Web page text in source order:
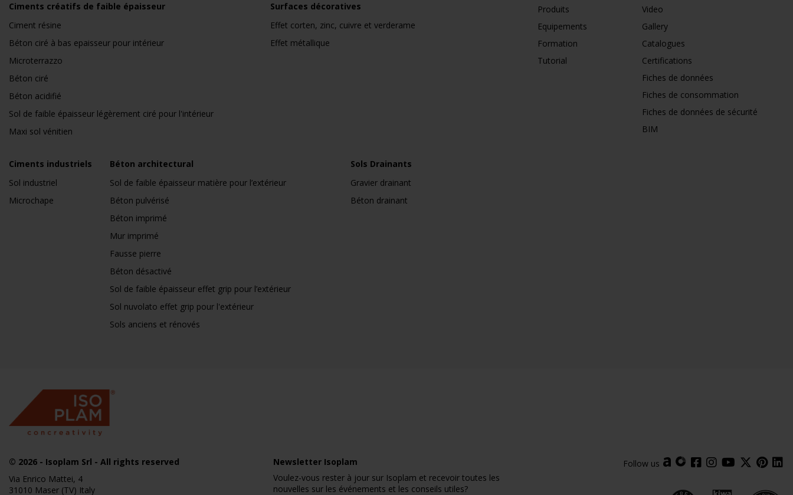
Ciments créatifs de faible épaisseur
Ciment résine
Béton ciré à bas epaisseur pour intérieur
Microterrazzo
Béton ciré
Béton acidifié
Sol de faible épaisseur légèrement ciré pour l'intérieur
Maxi sol vénitien
Surfaces décoratives
Effet corten, zinc, cuivre et verderame
Effet métallique
Ciments industriels
Sol industriel
Microchape
Béton architectural
Sol de faible épaisseur matière pour l’extérieur
Béton pulvérisé
Béton imprimé
Mur imprimé
Fausse pierre
Béton désactivé
Sol de faible épaisseur effet grip pour l’extérieur
Sol nuvolato effet grip pour l'extérieur
Sols anciens et rénovés
Sols Drainants
Gravier drainant
Béton drainant
Produits
Equipements
Formation
Tutorial
Video
Gallery
Catalogues
Certifications
Fiches de données
Fiches de consommation
Fiches de données de sécurité
BIM
© 2026 - Isoplam Srl - All rights reserved
Via Enrico Mattei, 4
31010 Maser (TV) Italy
Newsletter Isoplam
Voulez-vous rester à jour sur Isoplam et recevoir toutes les
nouvelles sur les événements et les conseils utiles?
Follow us